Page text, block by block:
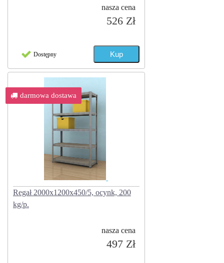
nasza cena
526 Zł
Dostępny
Regał 2000x1200x450/5, ocynk, 200
kg/p.
nasza cena
497 Zł
darmowa dostawa